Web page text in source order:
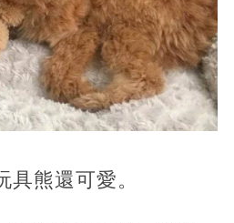
熊還可愛。